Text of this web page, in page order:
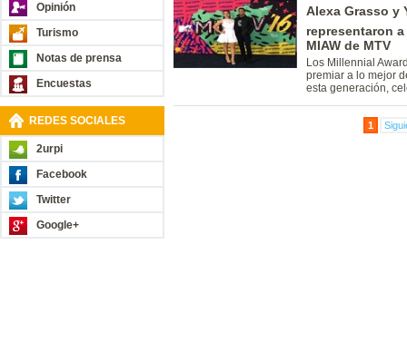
Opinión
Turismo
Notas de prensa
Encuestas
REDES SOCIALES
2urpi
Facebook
Twitter
Google+
Alexa Grasso y
representaron
MIAW de MTV
Los Millennial
premiar a lo mejor
esta generación,
1